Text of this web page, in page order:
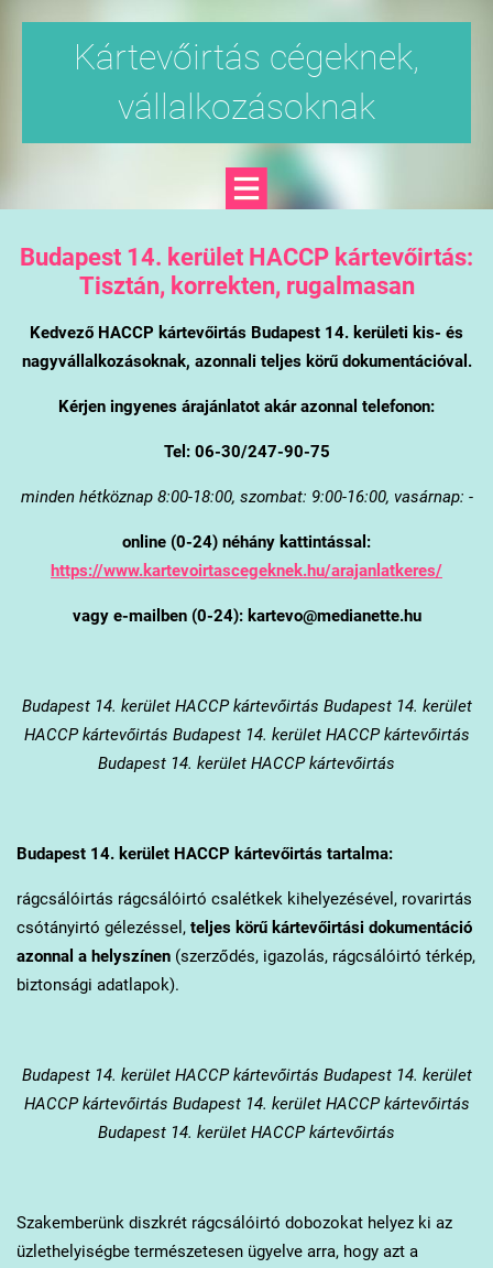
Kártevőirtás cégeknek,
vállalkozásoknak
Budapest 14. kerület HACCP kártevőirtás:
Tisztán, korrekten, rugalmasan
Kedvező HACCP kártevőirtás Budapest 14. kerületi kis- és
nagyvállalkozásoknak, azonnali teljes körű dokumentációval.
Kérjen ingyenes árajánlatot akár azonnal telefonon:
Tel: 06-30/247-90-75
minden hétköznap 8:00-18:00, szombat: 9:00-16:00, vasárnap: -
online (0-24) néhány kattintással:
https://www.kartevoirtascegeknek.hu/arajanlatkeres/
vagy e-mailben (0-24): kartevo@medianette.hu
Budapest 14. kerületHACCP kártevőirtás Budapest 14. kerület
HACCP kártevőirtás Budapest 14. kerület HACCP kártevőirtás
Budapest 14. kerület HACCP kártevőirtás
Budapest 14. kerületHACCP kártevőirtás tartalma:
rágcsálóirtás rágcsálóirtó csalétkek kihelyezésével, rovarirtás
csótányirtó gélezéssel, teljes körű kártevőirtási dokumentáció
azonnal a helyszínen(szerződés, igazolás, rágcsálóirtó térkép,
biztonsági adatlapok).
Budapest 14. kerületHACCP kártevőirtás Budapest 14. kerület
HACCP kártevőirtás Budapest 14. kerület HACCP kártevőirtás
Budapest 14. kerület HACCP kártevőirtás
Szakemberünk diszkrét rágcsálóirtó dobozokat helyez ki az
üzlethelyiségbe természetesen ügyelve arra, hogy azt a